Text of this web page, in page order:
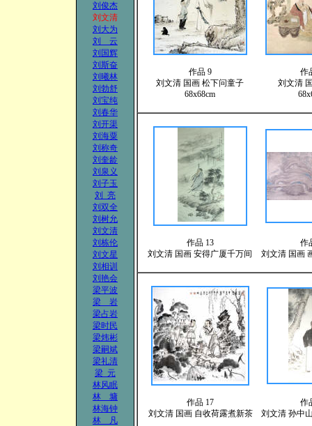
刘俊杰
刘文清
刘大为
刘 云
刘国辉
刘斯奋
刘曦林
刘勃舒
刘宝纯
刘春华
刘开渠
刘海粟
刘称奇
刘奎龄
刘泉义
刘子玉
刘 亮
刘双全
刘树允
刘文清
刘栋伦
刘文星
刘相训
刘艳会
梁平波
梁 岩
梁占岩
梁时民
梁炜彬
梁嗣斌
梁礼清
梁 元
林风眠
林 墉
林海钟
林 凡
作品 9
作
刘文清 国画 松下问童子 刘文清
68x68cm
作品 13
作
刘文清 国画 安得广厦千万间 刘文清 国画
作品 17
作
刘文清国画 自收荷露煮新茶 刘文清孙中